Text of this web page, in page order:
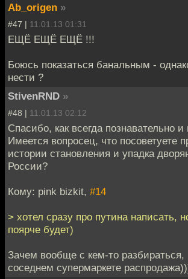
Ab_origen »
#47 | 11.01.13 01:31
ЕЩЁ ЕЩЁ ЕЩЁ !!!
Боюсь показаться банальным -
нести ?
StivenRND »
#48 | 11.01.13 02:12
Спасибо, как всегда познавательно и
Имеется вопросец, что посоветуете
истории становления и упадка
России?
Кому: pink bizkit, #14
> хотел сразу про путина написать,
поярче будет)
Зачем вообще с кем-то разбираться,
соседнем супермаркете